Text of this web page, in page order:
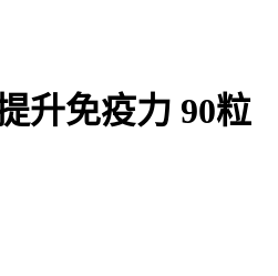
升免疫力 90粒